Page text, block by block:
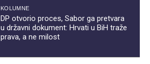
KOLUMNE
DP otvorio proces, Sabor ga pretvara
u državni dokument: Hrvati u BiH traže
prava, a ne milost